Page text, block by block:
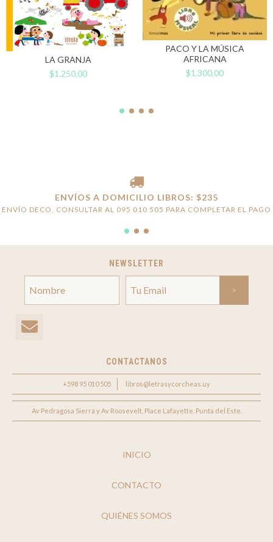
LA GRANJA
$1.250,00
PACO Y LA MÚSICA
AFRICANA
$1.300,00
ENVÍOS A DOMICILIO LIBROS: $235
ENVÍO DECO, CONSULTAR AL 095 010 505 PARA COMPLETAR EL PAGO
NEWSLETTER
CONTACTANOS
+598 95 010 505 libros@letrasycorcheas.uy
Av Pedragosa Sierra y Av Roosevelt, Place Lafayette. Punta del Este.
INICIO
CONTACTO
QUIÉNES SOMOS